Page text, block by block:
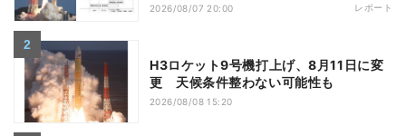
2026/08/07 20:00 レポート
H3ロケット9号機打上げ、8月11日に変
更 天候条件整わない可能性も
2026/08/08 15:20